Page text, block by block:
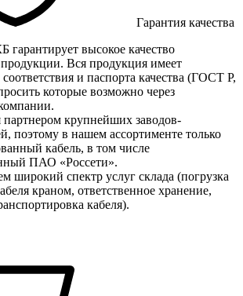
Гарантия качества
гарантирует высокое качество
Вся продукция имеет
и паспорта качества (ГОСТ Р,
которые возможно через
партнером крупнейших заводов-
поэтому в нашем ассортименте только
кабель, в том числе
ПАО «Россети».
широкий спектр услуг склада (погрузка
краном, ответственное хранение,
кабеля).